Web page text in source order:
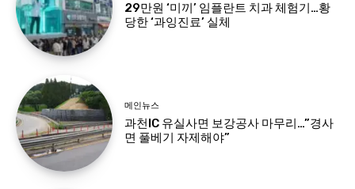
29만원 ‘미끼’ 임플란트 치과 체험기…황
당한 ‘과잉진료’ 실체
메인뉴스
과천IC 유실사면 보강공사 마무리…”경사
면 풀베기 자제해야”